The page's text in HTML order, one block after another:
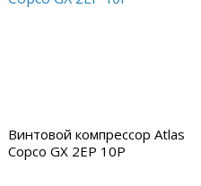
Винтовой компрессор Atlas
Copco GX 2EP 10P